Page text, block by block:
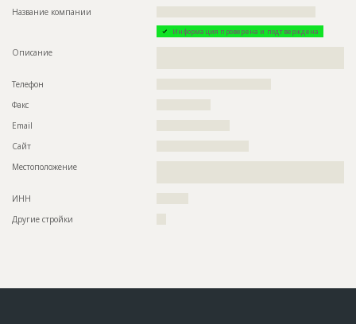
Название компании
Информация проверена и подтверждена
Описание
Телефон
Факс
Email
Сайт
Местоположение
ИНН
Другие стройки